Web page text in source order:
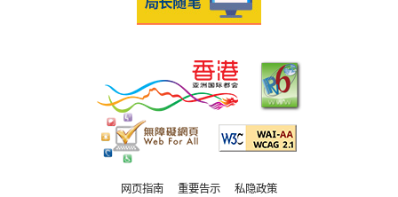
网页指南 重要告示 私隐政策